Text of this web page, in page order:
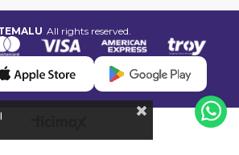
All rights reserved.